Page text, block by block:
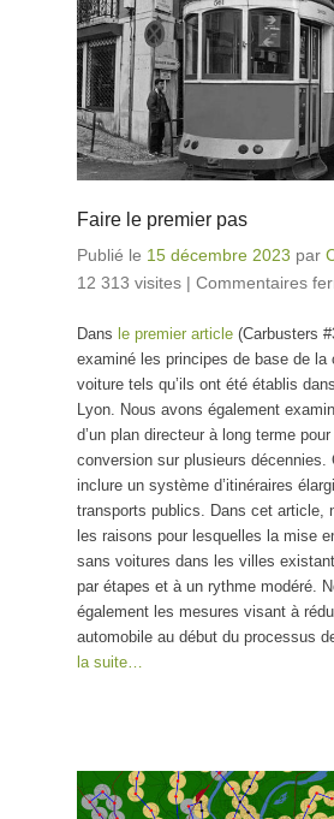
Faire le premier pas
Publié le 15 décembre 2023 par
12 313 visites | Commentaires
Dans le premier article (Carbusters
examiné les principes de base de la
voiture tels qu’ils ont été établis
Lyon. Nous avons également
d’un plan directeur à long terme
conversion sur plusieurs décennies.
inclure un système d’itinéraires
transports publics. Dans cet article,
les raisons pour lesquelles la mise
sans voitures dans les villes
par étapes et à un rythme modéré.
également les mesures visant à
automobile au début du processus
la suite…